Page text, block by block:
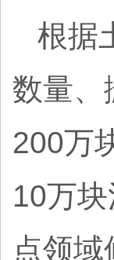
根据
数量、
200万
10万
点领